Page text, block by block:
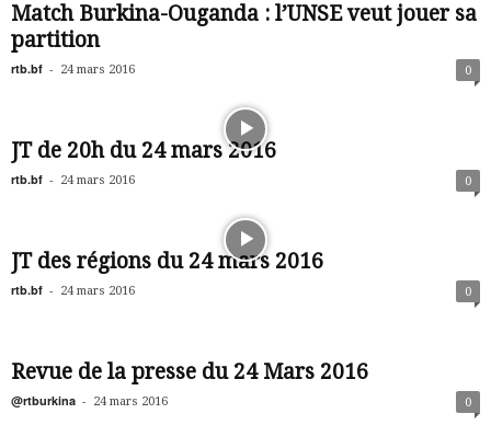
Match Burkina-Ouganda : l’UNSE veut jouer sa
partition
rtb.bf - 24 mars 2016 0
JT de 20h du 24 mars 2016
rtb.bf - 24 mars 2016 0
JT des régions du 24 mars 2016
rtb.bf - 24 mars 2016 0
Revue de la presse du 24 Mars 2016
@rtburkina - 24 mars 2016 0